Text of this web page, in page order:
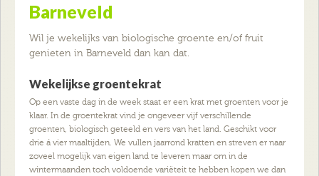
Barneveld
Wil je wekelijks van biologische groente en/of fruit
genieten in Barneveld dan kan dat.
Wekelijkse groentekrat
Op een vaste dag in de week staat er een krat met groenten voor je
klaar. In de groentekrat vind je ongeveer vijf verschillende
groenten, biologisch geteeld en vers van het land. Geschikt voor
drie á vier maaltijden. We vullen jaarrond kratten en streven er naar
zoveel mogelijk van eigen land te leveren maar om in de
wintermaanden toch voldoende variëteit te hebben kopen we dan